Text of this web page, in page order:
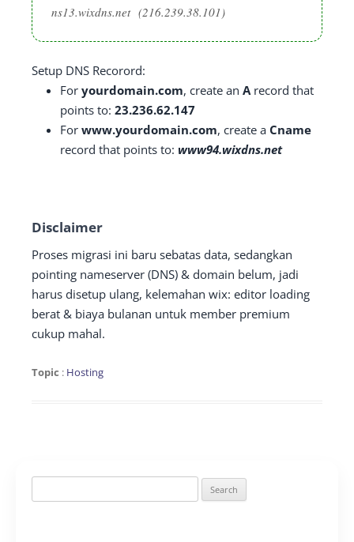
ns13.wixdns.net (216.239.38.101)
Setup DNS Recorord:
For yourdomain.com, create an Arecord that
points to: 23.236.62.147
For www.yourdomain.com, create a Cname
record that points to: www94.wixdns.net
Disclaimer
Proses migrasi ini baru sebatas data, sedangkan
pointing nameserver (DNS) & domain belum, jadi
harus disetup ulang, kelemahan wix: editor loading
berat & biaya bulanan untuk member premium
cukup mahal.
Topic : Hosting
for: